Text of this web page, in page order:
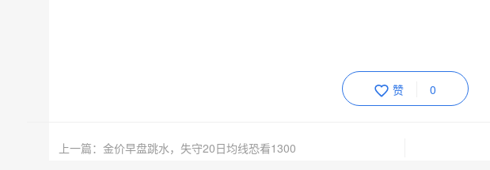
赞 0
上一篇：金价早盘跳水，失守20日均线恐看1300